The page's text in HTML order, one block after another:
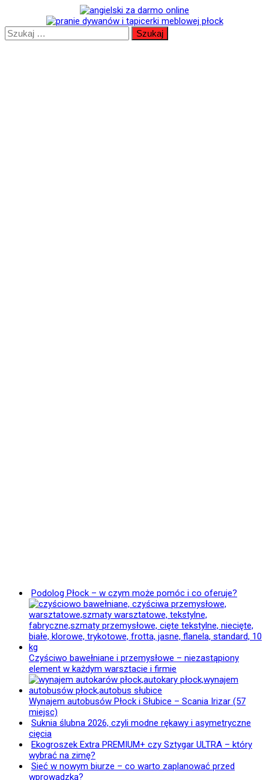
Szukaj:
Podolog Płock – w czym może pomóc i co oferuje?
Czyściwo bawełniane i przemysłowe – niezastąpiony
element w każdym warsztacie i firmie
Wynajem autobusów Płock i Słubice – Scania Irizar (57
miejsc)
Suknia ślubna 2026, czyli modne rękawy i asymetryczne
cięcia
Ekogroszek Extra PREMIUM+ czy Sztygar ULTRA – który
wybrać na zimę?
Sieć w nowym biurze – co warto zaplanować przed
wprowadzką?